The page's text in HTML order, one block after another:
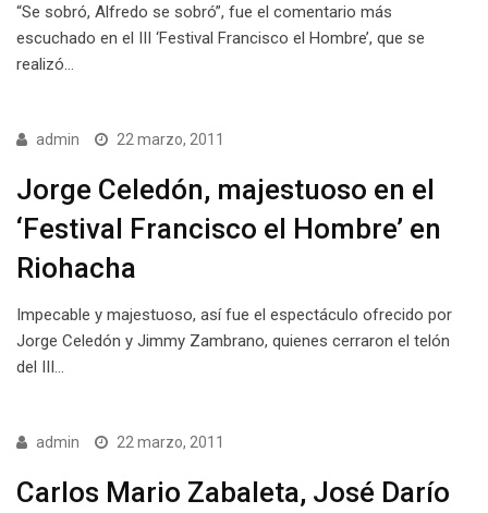
“Se sobró, Alfredo se sobró”, fue el comentario más
escuchado en el III ‘Festival Francisco el Hombre’, que se
realizó…
admin 22 marzo, 2011
Jorge Celedón, majestuoso en el
‘Festival Francisco el Hombre’ en
Riohacha
Impecable y majestuoso, así fue el espectáculo ofrecido por
Jorge Celedón y Jimmy Zambrano, quienes cerraron el telón
del III…
admin 22 marzo, 2011
Carlos Mario Zabaleta, José Darío